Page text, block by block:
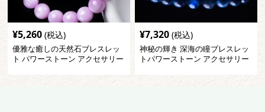
¥5,260 (税込)
優雅な癒しの天然石ブレスレッ
ト パワーストーン アクセサリー
¥7,320 (税込)
神秘の輝き 深海の瞳ブレスレッ
トパワーストーン アクセサリー